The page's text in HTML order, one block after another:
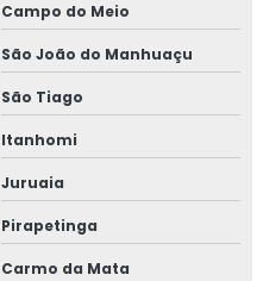
Campo do Meio
São João do Manhuaçu
São Tiago
Itanhomi
Juruaia
Pirapetinga
Carmo da Mata